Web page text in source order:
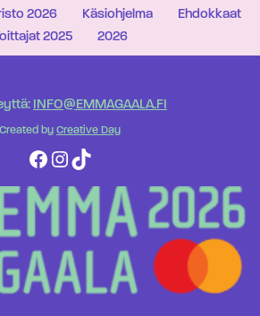
2026 Käsiohjelma
Ehdokkaat
2025
2026
INFO@EMMAGAALA.FI
Created by Creative Day